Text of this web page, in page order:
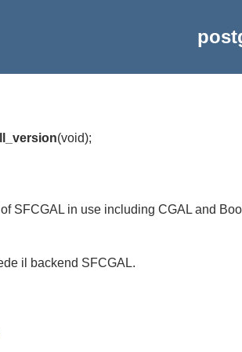
(void);
SFCGAL in use including CGAL and
il backend SFCGAL.